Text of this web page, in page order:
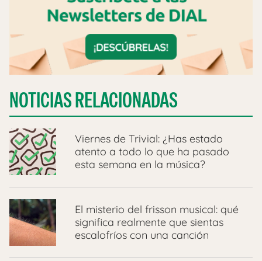
NOTICIAS RELACIONADAS
Viernes de Trivial: ¿Has estado
atento a todo lo que ha pasado
esta semana en la música?
El misterio del frisson musical: qué
significa realmente que sientas
escalofríos con una canción